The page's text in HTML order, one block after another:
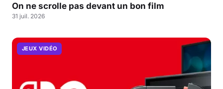
On ne scrolle pas devant un bon film
31 juil. 2026
JEUX VIDÉO